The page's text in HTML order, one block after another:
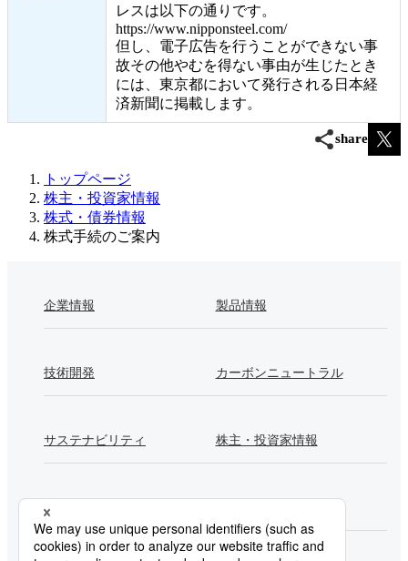
レスは以下の通りです。
https://www.nipponsteel.com/
但し、電子広告を行うことができない事
故その他やむを得ない事由が生じたとき
には、東京都において発行される日本経
済新聞に掲載します。
share
トップページ
株主・投資家情報
株式・債券情報
株式手続のご案内
企業情報 製品情報
技術開発 カーボンニュートラル
サステナビリティ 株主・投資家情報
採用情報